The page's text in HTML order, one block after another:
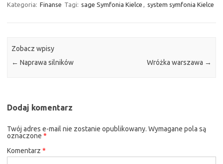
Kategoria: Finanse Tagi: sage Symfonia Kielce , system symfonia Kielce
Zobacz wpisy
← Naprawa silników Wróżka warszawa →
Dodaj komentarz
Twój adres e-mail nie zostanie opublikowany. Wymagane pola są
oznaczone *
Komentarz *